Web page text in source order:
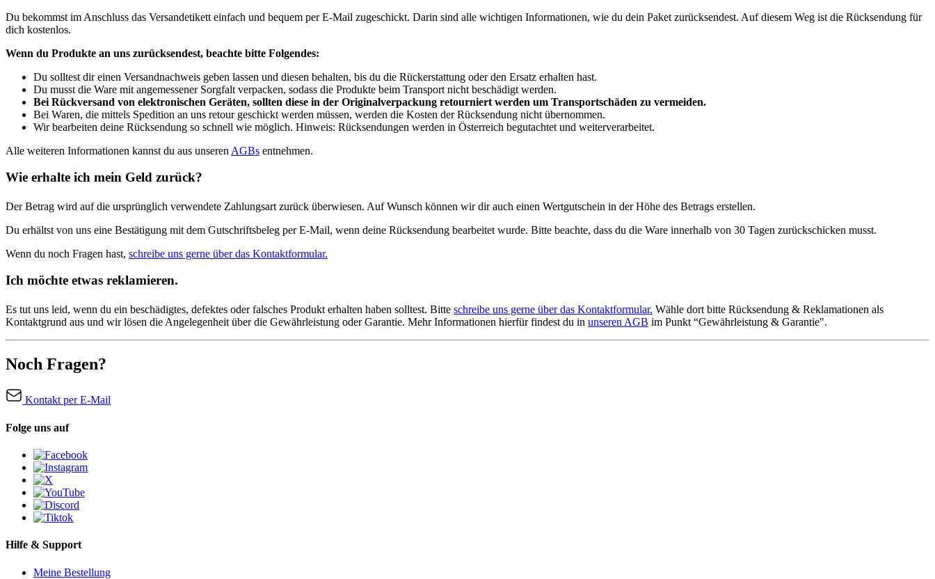
Du bekommst im Anschluss das Versandetikett einfach und bequem per E-Mail zugeschickt. Darin sind alle wichtigen Informationen, wie du dein Paket zurücksendest. Auf diesem Weg ist die Rücksendung für
dich kostenlos.
Wenn du Produkte an uns zurücksendest, beachte bitte Folgendes:
Du solltest dir einen Versandnachweis geben lassen und diesen behalten, bis du die Rückerstattung oder den Ersatz erhalten hast.
Du musst die Ware mit angemessener Sorgfalt verpacken, sodass die Produkte beim Transport nicht beschädigt werden.
Bei Rückversand von elektronischen Geräten, sollten diese in der Originalverpackung retourniert werden um Transportschäden zu vermeiden.
Bei Waren, die mittels Spedition an uns retour geschickt werden müssen, werden die Kosten der Rücksendung nicht übernommen.
Wir bearbeiten deine Rücksendung so schnell wie möglich. Hinweis: Rücksendungen werden in Österreich begutachtet und weiterverarbeitet.
Alle weiteren Informationen kannst du aus unseren AGBs entnehmen.
Wie erhalte ich mein Geld zurück?
Der Betrag wird auf die ursprünglich verwendete Zahlungsart zurück überwiesen. Auf Wunsch können wir dir auch einen Wertgutschein in der Höhe des Betrags erstellen.
Du erhältst von uns eine Bestätigung mit dem Gutschriftsbeleg per E-Mail, wenn deine Rücksendung bearbeitet wurde. Bitte beachte, dass du die Ware innerhalb von 30 Tagen zurückschicken musst.
Wenn du noch Fragen hast, schreibe uns gerne über das Kontaktformular.
Ich möchte etwas reklamieren.
Es tut uns leid, wenn du ein beschädigtes, defektes oder falsches Produkt erhalten haben solltest. Bitte schreibe uns gerne über das Kontaktformular. Wähle dort bitte Rücksendung & Reklamationen als
Kontaktgrund aus und wir lösen die Angelegenheit über die Gewährleistung oder Garantie. Mehr Informationen hierfür findest du in unseren AGB im Punkt “Gewährleistung & Garantie".
Noch Fragen?
Kontakt per E-Mail
Folge uns auf
Hilfe & Support
Meine Bestellung